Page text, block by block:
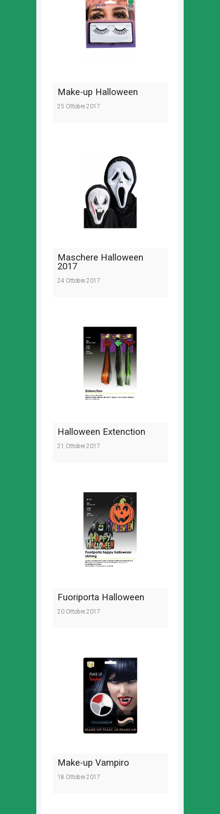
Make-up Halloween
25 Ottobre 2017
Maschere Halloween
2017
24 Ottobre 2017
Halloween Extenction
21 Ottobre 2017
Fuoriporta Halloween
20 Ottobre 2017
Make-up Vampiro
18 Ottobre 2017